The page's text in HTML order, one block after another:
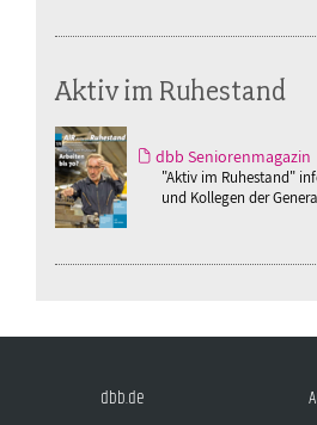
Aktiv im Ruhestand
dbb Seniorenmagazin
"Aktiv im Ruhestand"
und Kollegen der
dbb.de